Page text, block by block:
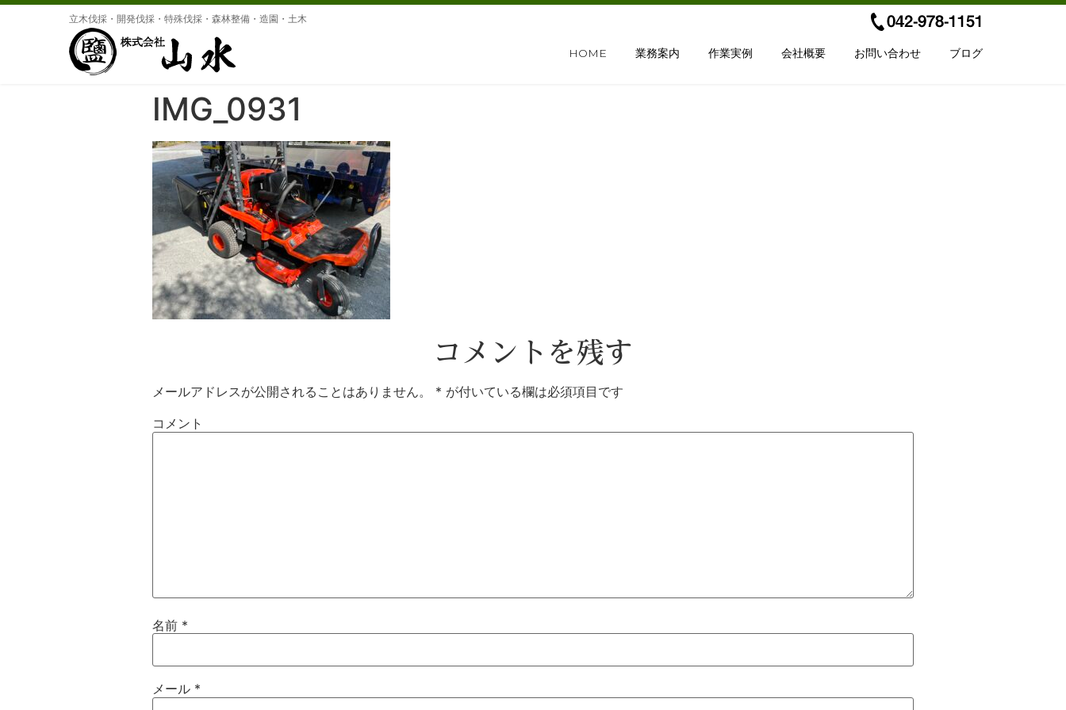
立木伐採・開発伐採・特殊伐採・森林整備・造園・土木
HOME 業務案内 作業実例 会社概要 お問い合わせ ブログ
IMG_0931
コメントを残す
メールアドレスが公開されることはありません。 * が付いている欄は必須項目です
コメント
名前 *
メール *